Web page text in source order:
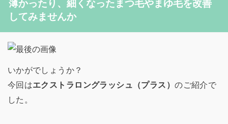
薄かったり、細くなったまつ毛やまゆ毛を改善
してみませんか
いかがでしょうか？
今回はエクストラロングラッシュ（プラス）のご紹介で
した。